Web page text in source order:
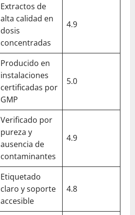
Extractos de
alta calidad en
dosis
concentradas
4.9
Producido en
instalaciones
certificadas por
GMP
5.0
Verificado por
pureza y
ausencia de
contaminantes
4.9
Etiquetado
claro y soporte
accesible
4.8